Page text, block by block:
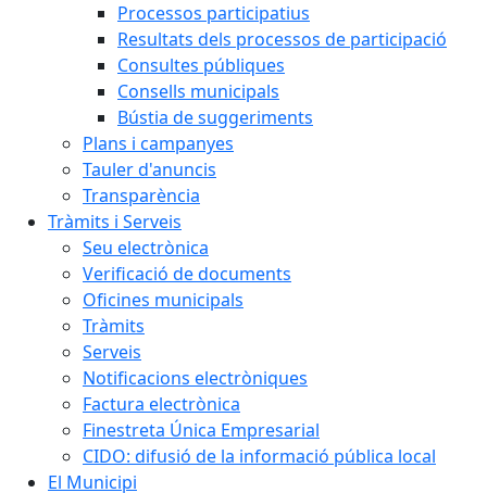
Processos participatius
Resultats dels processos de participació
Consultes públiques
Consells municipals
Bústia de suggeriments
Plans i campanyes
Tauler d'anuncis
Transparència
Tràmits i Serveis
Seu electrònica
Verificació de documents
Oficines municipals
Tràmits
Serveis
Notificacions electròniques
Factura electrònica
Finestreta Única Empresarial
CIDO: difusió de la informació pública local
El Municipi